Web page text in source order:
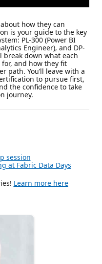
how they can
is your guide to the key
PL-300 (Power BI
Engineer), and DP-
break down what each
and how they fit
path. You’ll leave with a
to pursue first,
the confidence to take
journey.
session
at Fabric Data Days
Learn more here